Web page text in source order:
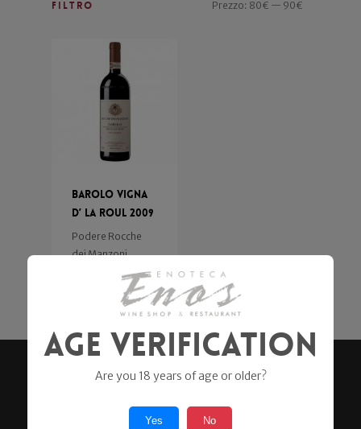
Filtro Prezzo: 80€ — 90€
Barolo Vigna
d’ la Roul 2009
Podere Rocche
dei Manzoni
Age Verification
Are you 18 years of age or older?
Yes No